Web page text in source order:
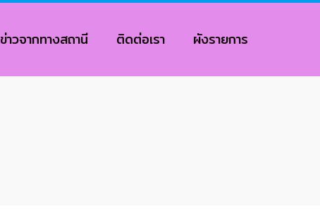
ข่าวจากทางสถานี ติดต่อเรา ผังรายการ